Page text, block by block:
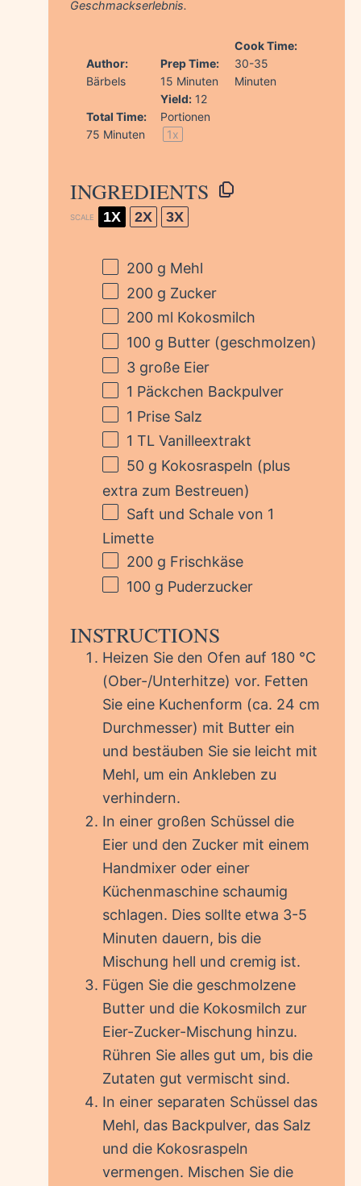
Geschmackserlebnis.
Author:
Bärbels
Prep Time:
15 Minuten
Cook Time:
30-35
Minuten
Total Time:
75 Minuten
Yield: 12
Portionen
1x
INGREDIENTS
SCALE 1X 2X 3X
200 g Mehl
200 g Zucker
200 ml Kokosmilch
100 g Butter (geschmolzen)
3 große Eier
1 Päckchen Backpulver
1 Prise Salz
1 TL Vanilleextrakt
50 g Kokosraspeln (plus
extra zum Bestreuen)
Saft und Schale von 1
Limette
200 g Frischkäse
100 g Puderzucker
INSTRUCTIONS
Heizen Sie den Ofen auf 180 °C
(Ober-/Unterhitze) vor. Fetten
Sie eine Kuchenform (ca. 24 cm
Durchmesser) mit Butter ein
und bestäuben Sie sie leicht mit
Mehl, um ein Ankleben zu
verhindern.
In einer großen Schüssel die
Eier und den Zucker mit einem
Handmixer oder einer
Küchenmaschine schaumig
schlagen. Dies sollte etwa 3-5
Minuten dauern, bis die
Mischung hell und cremig ist.
Fügen Sie die geschmolzene
Butter und die Kokosmilch zur
Eier-Zucker-Mischung hinzu.
Rühren Sie alles gut um, bis die
Zutaten gut vermischt sind.
In einer separaten Schüssel das
Mehl, das Backpulver, das Salz
und die Kokosraspeln
vermengen. Mischen Sie die